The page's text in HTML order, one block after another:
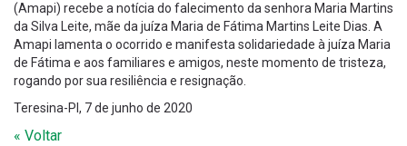
(Amapi) recebe a notícia do falecimento da senhora Maria Martins
da Silva Leite, mãe da juíza Maria de Fátima Martins Leite Dias. A
Amapi lamenta o ocorrido e manifesta solidariedade à juíza Maria
de Fátima e aos familiares e amigos, neste momento de tristeza,
rogando por sua resiliência e resignação.
Teresina-PI, 7 de junho de 2020
« Voltar